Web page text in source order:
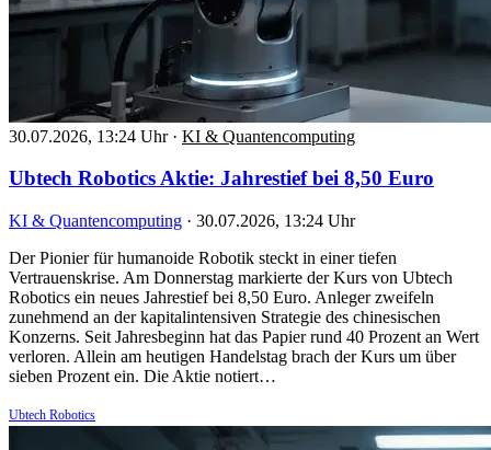
30.07.2026, 13:24 Uhr · KI & Quantencomputing
Ubtech Robotics Aktie: Jahrestief bei 8,50 Euro
KI & Quantencomputing · 30.07.2026, 13:24 Uhr
Der Pionier für humanoide Robotik steckt in einer tiefen
Vertrauenskrise. Am Donnerstag markierte der Kurs von Ubtech
Robotics ein neues Jahrestief bei 8,50 Euro. Anleger zweifeln
zunehmend an der kapitalintensiven Strategie des chinesischen
Konzerns. Seit Jahresbeginn hat das Papier rund 40 Prozent an Wert
verloren. Allein am heutigen Handelstag brach der Kurs um über
sieben Prozent ein. Die Aktie notiert…
Ubtech Robotics